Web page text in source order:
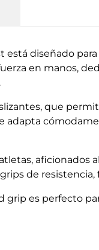
está diseñado
en manos,
que
adapta
aficionados
de
grip es perfecto